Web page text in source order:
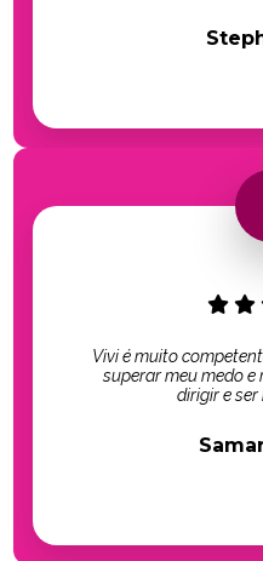
Vivi é muito
superar meu medo
dirigir e ser